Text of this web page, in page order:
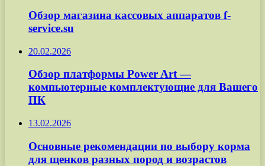
Обзор магазина кассовых аппаратов f-
service.su
20.02.2026
Обзор платформы Power Art —
компьютерные комплектующие для Вашего
ПК
13.02.2026
Основные рекомендации по выбору корма
для щенков разных пород и возрастов